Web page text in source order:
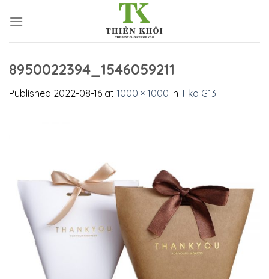
8950022394_1546059211
Published 2022-08-16 at 1000 × 1000 in Tiko G13